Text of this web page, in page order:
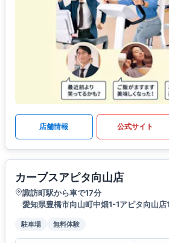
店舗情報 公式サイト
カーブスアピタ向山店
諏訪町駅から車で17分
愛知県豊橋市向山町中畑1-1アピタ向山店
駐車場 無料体験